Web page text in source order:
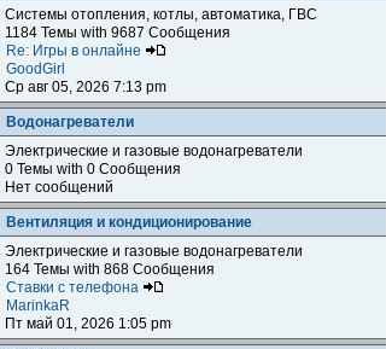
Системы отопления, котлы, автоматика, ГВС
1184 Темы with 9687 Сообщения
Re: Игры в онлайне
GoodGirl
Ср авг 05, 2026 7:13 pm
Водонагреватели
Электрические и газовые водонагреватели
0 Темы with 0 Сообщения
Нет сообщений
Вентиляция и кондиционирование
Электрические и газовые водонагреватели
164 Темы with 868 Сообщения
Ставки с телефона
MarinkaR
Пт май 01, 2026 1:05 pm